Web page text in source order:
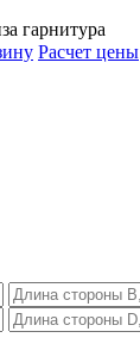
гарнитура
Расчет цены